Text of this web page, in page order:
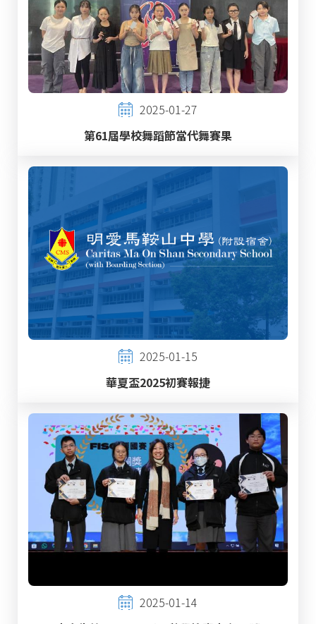
2025-01-27
第61屆學校舞蹈節當代舞賽果
2025-01-15
華夏盃2025初賽報捷
2025-01-14